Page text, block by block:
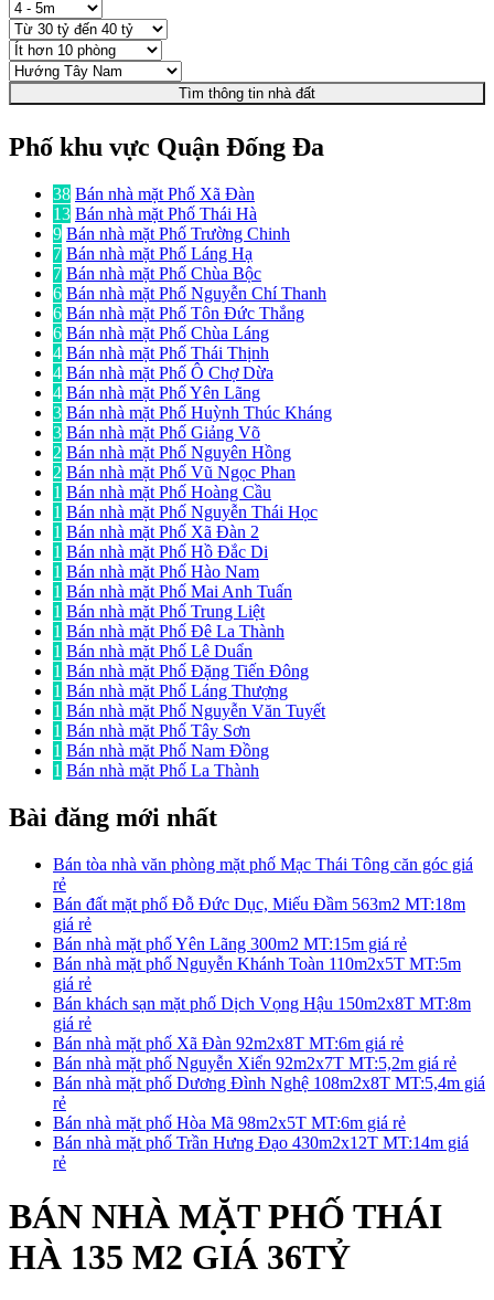
Tìm thông tin nhà đất
Phố khu vực Quận Đống Đa
38 Bán nhà mặt Phố Xã Đàn
13 Bán nhà mặt Phố Thái Hà
9 Bán nhà mặt Phố Trường Chinh
7 Bán nhà mặt Phố Láng Hạ
7 Bán nhà mặt Phố Chùa Bộc
6 Bán nhà mặt Phố Nguyễn Chí Thanh
6 Bán nhà mặt Phố Tôn Đức Thắng
6 Bán nhà mặt Phố Chùa Láng
4 Bán nhà mặt Phố Thái Thịnh
4 Bán nhà mặt Phố Ô Chợ Dừa
4 Bán nhà mặt Phố Yên Lãng
3 Bán nhà mặt Phố Huỳnh Thúc Kháng
3 Bán nhà mặt Phố Giảng Võ
2 Bán nhà mặt Phố Nguyên Hồng
2 Bán nhà mặt Phố Vũ Ngọc Phan
1 Bán nhà mặt Phố Hoàng Cầu
1 Bán nhà mặt Phố Nguyễn Thái Học
1 Bán nhà mặt Phố Xã Đàn 2
1 Bán nhà mặt Phố Hồ Đắc Di
1 Bán nhà mặt Phố Hào Nam
1 Bán nhà mặt Phố Mai Anh Tuấn
1 Bán nhà mặt Phố Trung Liệt
1 Bán nhà mặt Phố Đê La Thành
1 Bán nhà mặt Phố Lê Duẩn
1 Bán nhà mặt Phố Đặng Tiến Đông
1 Bán nhà mặt Phố Láng Thượng
1 Bán nhà mặt Phố Nguyễn Văn Tuyết
1 Bán nhà mặt Phố Tây Sơn
1 Bán nhà mặt Phố Nam Đồng
1 Bán nhà mặt Phố La Thành
Bài đăng mới nhất
Bán tòa nhà văn phòng mặt phố Mạc Thái Tông căn góc giá
rẻ
Bán đất mặt phố Đỗ Đức Dục, Miếu Đầm 563m2 MT:18m
giá rẻ
Bán nhà mặt phố Yên Lãng 300m2 MT:15m giá rẻ
Bán nhà mặt phố Nguyễn Khánh Toàn 110m2x5T MT:5m
giá rẻ
Bán khách sạn mặt phố Dịch Vọng Hậu 150m2x8T MT:8m
giá rẻ
Bán nhà mặt phố Xã Đàn 92m2x8T MT:6m giá rẻ
Bán nhà mặt phố Nguyễn Xiển 92m2x7T MT:5,2m giá rẻ
Bán nhà mặt phố Dương Đình Nghệ 108m2x8T MT:5,4m giá
rẻ
Bán nhà mặt phố Hòa Mã 98m2x5T MT:6m giá rẻ
Bán nhà mặt phố Trần Hưng Đạo 430m2x12T MT:14m giá
rẻ
BÁN NHÀ MẶT PHỐ THÁI
HÀ 135 M2 GIÁ 36TỶ